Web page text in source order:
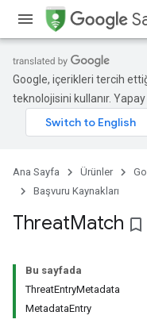
Google, içerikleri tercih
teknolojisini kullanır.
Ana Sayfa Ürünler
Başvuru Kaynakları
ThreatMatch bookmark_border
Bu sayfada
ThreatEntryMetadata
MetadataEntry